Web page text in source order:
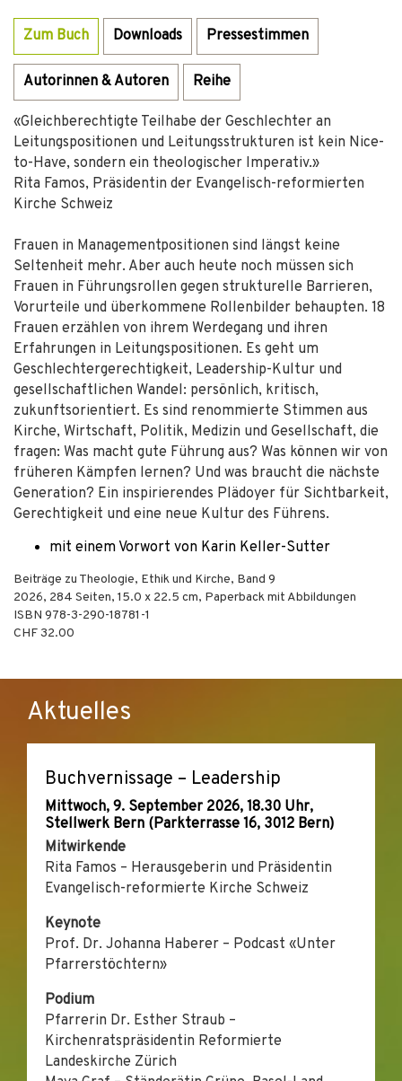
Zum Buch Downloads Pressestimmen
Autorinnen & Autoren Reihe
«Gleichberechtigte Teilhabe der Geschlechter an
Leitungspositionen und Leitungsstrukturen ist kein Nice-
to-Have, sondern ein theologischer Imperativ.»
Rita Famos, Präsidentin der Evangelisch-reformierten
Kirche Schweiz
Frauen in Managementpositionen sind längst keine
Seltenheit mehr. Aber auch heute noch müssen sich
Frauen in Führungsrollen gegen strukturelle Barrieren,
Vorurteile und überkommene Rollenbilder behaupten. 18
Frauen erzählen von ihrem Werdegang und ihren
Erfahrungen in Leitungspositionen. Es geht um
Geschlechtergerechtigkeit, Leadership-Kultur und
gesellschaftlichen Wandel: persönlich, kritisch,
zukunftsorientiert. Es sind renommierte Stimmen aus
Kirche, Wirtschaft, Politik, Medizin und Gesellschaft, die
fragen: Was macht gute Führung aus? Was können wir von
früheren Kämpfen lernen? Und was braucht die nächste
Generation? Ein inspirierendes Plädoyer für Sichtbarkeit,
Gerechtigkeit und eine neue Kultur des Führens.
mit einem Vorwort von Karin Keller-Sutter
Beiträge zu Theologie, Ethik und Kirche, Band 9
2026, 284 Seiten, 15.0 x 22.5 cm, Paperback mit Abbildungen
ISBN 978-3-290-18781-1
CHF 32.00
Aktuelles
Buchvernissage – Leadership
Mittwoch, 9. September 2026, 18.30 Uhr,
Stellwerk Bern (Parkterrasse 16, 3012 Bern)
Mitwirkende
Rita Famos – Herausgeberin und Präsidentin
Evangelisch-reformierte Kirche Schweiz
Keynote
Prof. Dr. Johanna Haberer – Podcast «Unter
Pfarrerstöchtern»
Podium
Pfarrerin Dr. Esther Straub –
Kirchenratspräsidentin Reformierte
Landeskirche Zürich